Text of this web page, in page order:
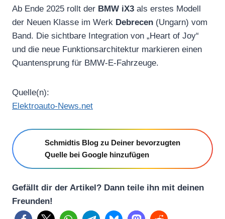
Ab Ende 2025 rollt der BMW iX3 als erstes Modell
der Neuen Klasse im Werk Debrecen (Ungarn) vom
Band. Die sichtbare Integration von „Heart of Joy“
und die neue Funktionsarchitektur markieren einen
Quantensprung für BMW-E-Fahrzeuge.
Quelle(n):
Elektroauto-News.net
Schmidtis Blog zu Deiner bevorzugten
Quelle bei Google hinzufügen
Gefällt dir der Artikel? Dann teile ihn mit deinen
Freunden!